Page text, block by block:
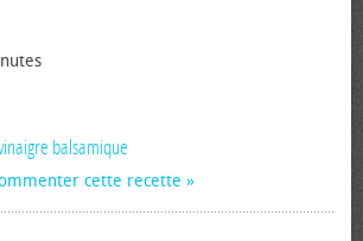
balsamique
cette recette